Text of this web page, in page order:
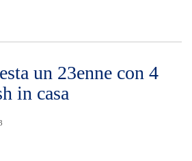
un 23enne con 4
in casa